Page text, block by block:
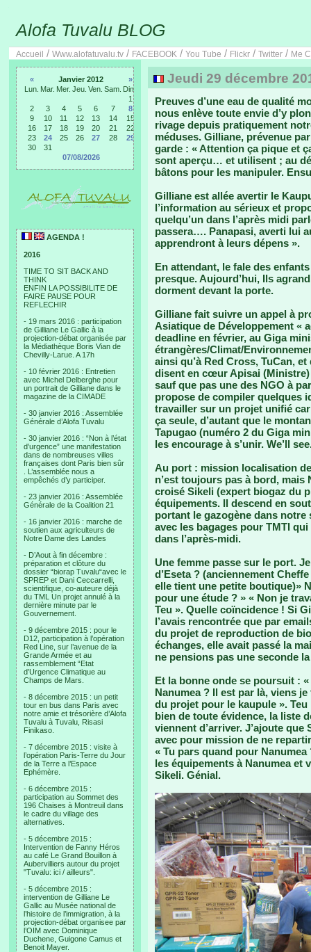
Alofa Tuvalu BLOG
Accueil / Www.alofatuvalu.tv / FACEBOOK / You Tube / Flickr / Twitter / Me
« Janvier 2012
»
Lun. Mar. Mer. Jeu. Ven. Sam. Dim.
1
2
3 4 5 6 7
8
9
10 11 12 13 14
15
16
17 18 19 20 21
22
23
24 25 26 27 28
29
30
31
07/08/2026
AGENDA !
2016
TIME TO SIT BACK AND
THINK
ENFIN LA POSSIBILITE DE
FAIRE PAUSE POUR
REFLECHIR
- 19 mars 2016 : participation
de Gilliane Le Gallic à la
projection-débat organisée par
la Médiathèque Boris Vian de
Chevilly-Larue. A 17h
- 10 février 2016 : Entretien
avec Michel Delberghe pour
un portrait de Gilliane dans le
magazine de la CIMADE
- 30 janvier 2016 : Assemblée
Générale d’Alofa Tuvalu
- 30 janvier 2016 : “Non à l’état
d’urgence” une manifestation
dans de nombreuses villes
françaises dont Paris bien sûr
. L’assemblée nous a
empêchés d’y participer.
- 23 janvier 2016 : Assemblée
Générale de la Coalition 21
- 16 janvier 2016 : marche de
soutien aux agriculteurs de
Notre Dame des Landes
- D’Aout à fin décembre :
préparation et clôture du
dossier “biorap Tuvalu“avec le
SPREP et Dani Ceccarrelli,
scientifique, co-auteure déjà
du TML Un projet annulé à la
dernière minute par le
Gouvernement.
- 9 décembre 2015 : pour le
D12, participation à l’opération
Red Line, sur l’avenue de la
Grande Armée et au
rassemblement “Etat
d’Urgence Climatique au
Champs de Mars.
- 8 décembre 2015 : un petit
tour en bus dans Paris avec
notre amie et trésorière d’Alofa
Tuvalu à Tuvalu, Risasi
Finikaso.
- 7 décembre 2015 : visite à
l’opération Paris-Terre du Jour
de la Terre a l’Espace
Ephémère.
- 6 décembre 2015 :
participation au Sommet des
196 Chaises à Montreuil dans
le cadre du village des
alternatives.
- 5 décembre 2015 :
Intervention de Fanny Héros
au café Le Grand Bouillon à
Aubervilliers autour du projet
"Tuvalu: ici / ailleurs".
- 5 décembre 2015 :
intervention de Gilliane Le
Gallic au Musée national de
l’histoire de l’immigration, à la
projection-débat organisee par
l’OIM avec Dominique
Duchene, Guigone Camus et
Benoit Mayer.
Jeudi 29 décembre
Preuves d’une eau de qualité
nous enlève toute envie d’y
rivage depuis pratiquement
méduses. Gilliane, prévenue
garde : « Attention ça pique et
sont aperçu… et utilisent ; au
bâtons pour les manipuler.
Gilliane est allée avertir le
l’information au sérieux et
quelqu’un dans l’après midi
passera…. Panapasi, averti lui
apprendront à leurs dépens ».
En attendant, le fale des
presque. Aujourd’hui, Ils
dorment devant la porte.
Gilliane fait suivre un appel à
Asiatique de Développement «
deadline en février, au Giga
étrangères/Climat/
ainsi qu’à Red Cross, TuCan,
disent en cœur Apisai (Ministre)
sauf que pas une des NGO à
propose de compiler quelques
travailler sur un projet unifié
ça seule, d’autant que le
Tapugao (numéro 2 du Giga
les encourage à s’unir. We’ll
Au port : mission localisation
n’est toujours pas à bord,
croisé Sikeli (expert biogaz du
équipements. Il descend en
portant le gazogène dans notre
avec les bagages pour TMTI
dans l’après-midi.
Une femme passe sur le port.
d’Eseta ? (anciennement
elle tient une petite boutique)»
pour une étude ? » « Non je
Teu ». Quelle coïncidence ! Si
l’avais rencontrée que par
du projet de reproduction de
échanges, elle avait passé la
ne pensions pas une seconde
Et la bonne onde se poursuit :
Nanumea ? Il est par là, viens
du projet pour le kaupule ».
bien de toute évidence, la liste
viennent d’arriver. J’ajoute
avec pour mission de ne
« Tu pars quand pour
les équipements à Nanumea et
Sikeli. Génial.